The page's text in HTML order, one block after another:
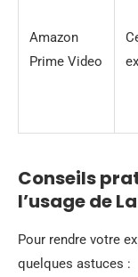
Amazon
Prime Video
Conseils
l’usage de
Pour rendre votre
quelques astuces :